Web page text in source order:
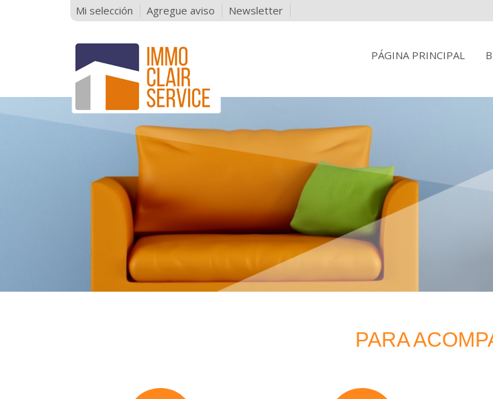
Mi selección Agregue aviso Newsletter
PÁGINA PRINCIPAL
PARA